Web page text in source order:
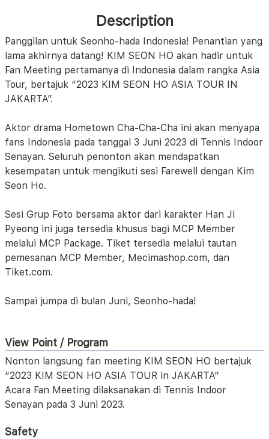
Description
Panggilan untuk Seonho-hada Indonesia! Penantian yang
lama akhirnya datang! KIM SEON HO akan hadir untuk
Fan Meeting pertamanya di Indonesia dalam rangka Asia
Tour, bertajuk “2023 KIM SEON HO ASIA TOUR
IN
JAKARTA”.
Aktor drama Hometown Cha-Cha-Cha ini akan menyapa
fans Indonesia pada tanggal 3 Juni 2023 di Tennis Indoor
Senayan. Seluruh penonton akan mendapatkan
kesempatan untuk mengikuti sesi Farewell dengan Kim
Seon Ho.
Sesi Grup Foto bersama aktor dari karakter Han Ji
Pyeong ini juga tersedia khusus bagi MCP Member
melalui MCP Package. Tiket tersedia melalui tautan
pemesanan MCP Member, Mecimashop.com, dan
Tiket.com.
Sampai jumpa di bulan Juni, Seonho-hada!
View Point / Program
Nonton langsung fan meeting KIM SEON HO bertajuk
“2023 KIM SEON HO ASIA TOUR in JAKARTA”
Acara Fan Meeting dilaksanakan di Tennis Indoor
Senayan pada 3 Juni 2023.
Safety